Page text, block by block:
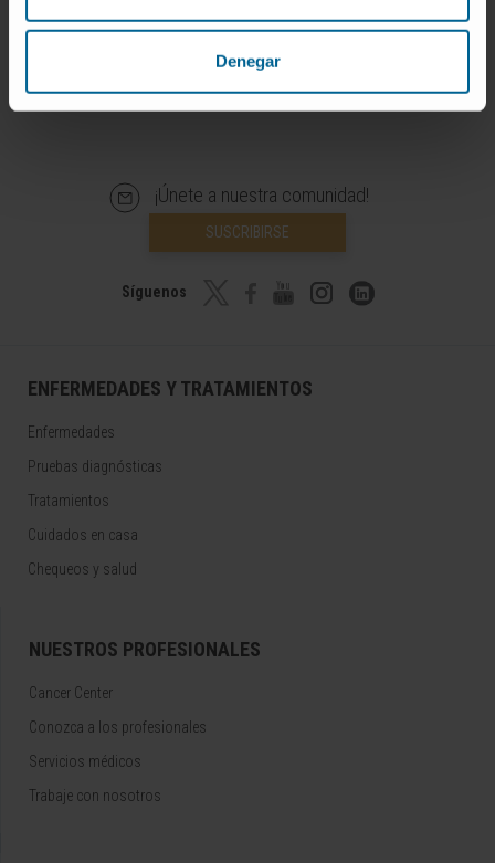
Denegar
© Clínica Universidad de Navarra 2026
¡Únete a nuestra comunidad!
SUSCRIBIRSE
Síguenos
ENFERMEDADES Y TRATAMIENTOS
Enfermedades
Pruebas diagnósticas
Tratamientos
Cuidados en casa
Chequeos y salud
NUESTROS PROFESIONALES
Cancer Center
Conozca a los profesionales
Servicios médicos
Trabaje con nosotros